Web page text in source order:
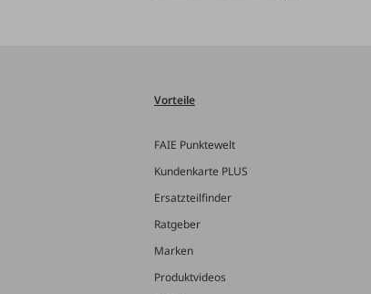
Vorteile
FAIE Punktewelt
Kundenkarte PLUS
Ersatzteilfinder
Ratgeber
Marken
Produktvideos